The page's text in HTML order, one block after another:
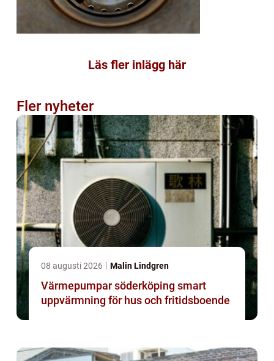
Läs fler inlägg här
Fler nyheter
08 augusti 2026 Malin Lindgren
Värmepumpar söderköping smart
uppvärmning för hus och fritidsboende